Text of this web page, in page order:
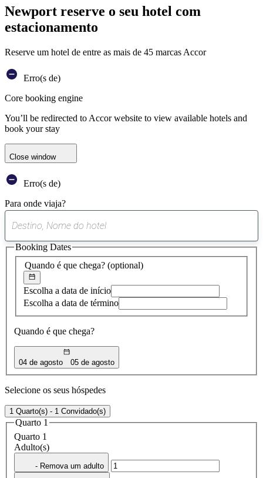
Newport reserve o seu hotel com
estacionamento
Reserve um hotel de entre as mais de 45 marcas Accor
Erro(s de)
Core booking engine
You’ll be redirected to Accor website to view available hotels and
book your stay
Close window
Erro(s de)
Para onde viaja?
sugestão
encontrada
Quando é que chega? (optional)
Escolha a data de início
Escolha a data de término
Quando é que chega?
04 de agosto 05 de agosto
Booking Dates
Selecione os seus hóspedes
1 Quarto(s) - 1 Convidado(s)
Quarto 1
Quarto 1
Adulto(s)
- Remova um adulto